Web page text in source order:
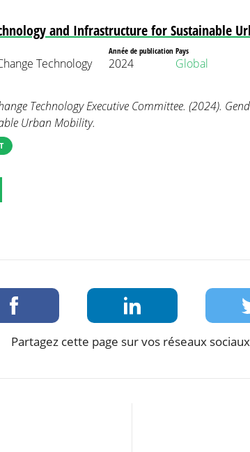
and Infrastructure for Sustainable
Technology
Année de publication
2024
Pays
Global
Technology Executive Committee. (2024).
Urban Mobility.
Partagez cette page sur vos réseaux